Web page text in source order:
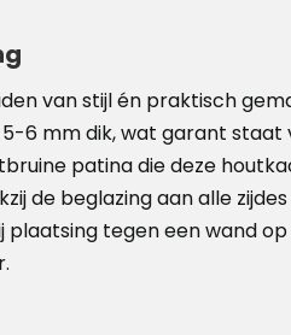
van stijl én praktisch
6 mm dik, wat garant staat
patina die deze
de beglazing aan alle
plaatsing tegen een wand